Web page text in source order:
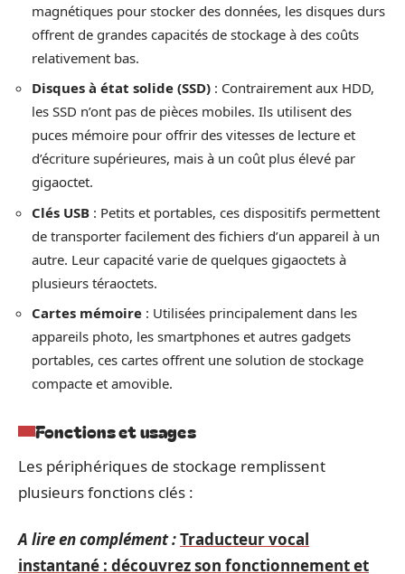
magnétiques pour stocker des données, les disques durs
offrent de grandes capacités de stockage à des coûts
relativement bas.
Disques à état solide (SSD) : Contrairement aux HDD,
les SSD n’ont pas de pièces mobiles. Ils utilisent des
puces mémoire pour offrir des vitesses de lecture et
d’écriture supérieures, mais à un coût plus élevé par
gigaoctet.
Clés USB : Petits et portables, ces dispositifs permettent
de transporter facilement des fichiers d’un appareil à un
autre. Leur capacité varie de quelques gigaoctets à
plusieurs téraoctets.
Cartes mémoire : Utilisées principalement dans les
appareils photo, les smartphones et autres gadgets
portables, ces cartes offrent une solution de stockage
compacte et amovible.
Fonctions et usages
Les périphériques de stockage remplissent
plusieurs fonctions clés :
A lire en complément :Traducteur vocal
instantané : découvrez son fonctionnement et